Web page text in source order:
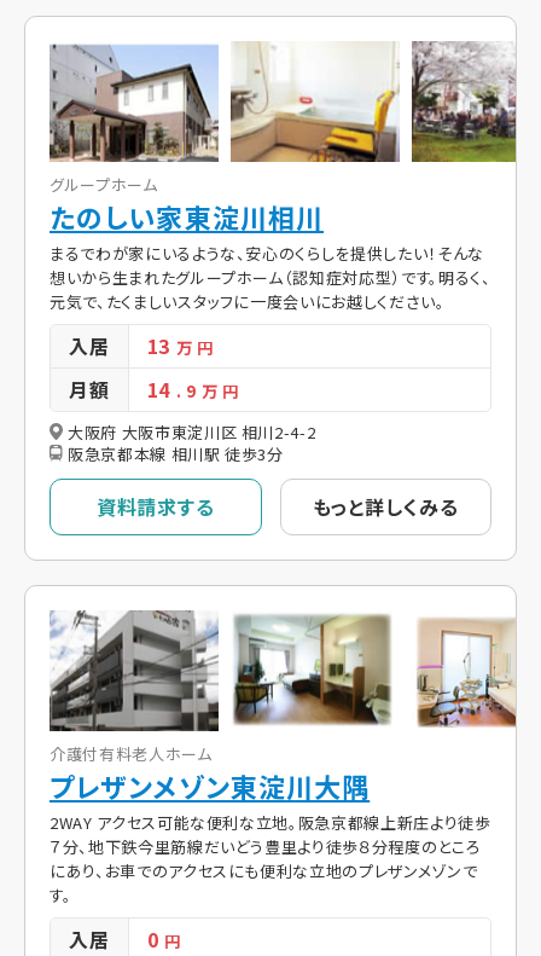
グループホーム
たのしい家東淀川相川
まるでわが家にいるような、安心のくらしを提供したい！そんな
想いから生まれたグループホーム（認知症対応型）です。明るく、
元気で、たくましいスタッフに一度会いにお越しください。
入居 13万 円
月額 14 . 9 万 円
大阪府 大阪市東淀川区 相川2-4-2
阪急京都本線 相川駅 徒歩3分
資料請求する もっと詳しくみる
介護付有料老人ホーム
プレザンメゾン東淀川大隅
2WAY アクセス可能な便利な立地。阪急京都線上新庄より徒歩
７分、地下鉄今里筋線だいどう豊里より徒歩８分程度のところ
にあり、お車でのアクセスにも便利な立地のプレザンメゾンで
す。
入居 0 円